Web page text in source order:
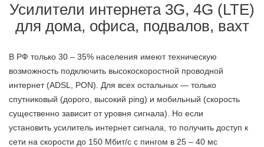
Усилители интернета 3G, 4G (LTE)
для дома, офиса, подвалов, вахт
В РФ только 30 – 35% населения имеют техническую
возможность подключить высокоскоростной проводной
интернет (ADSL, PON). Для всех остальных — только
спутниковый (дорого, высокий ping) и мобильный (скорость
существенно зависит от уровня сигнала). Но если
установить усилитель интернет сигнала, то получить доступ к
сети на скорости до 150 Мбит/с с пингом в 25 – 40 мс